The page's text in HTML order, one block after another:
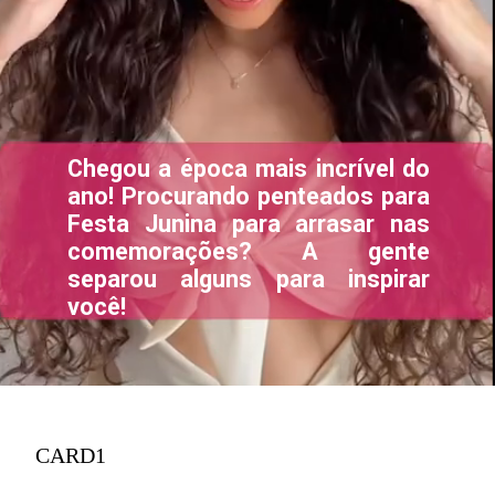
Chegou a época mais incrível do
ano! Procurando penteados para
Festa Junina para arrasar nas
comemorações? A gente
separou alguns para inspirar
você!
CARD1